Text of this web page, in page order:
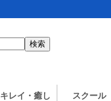
キレイ・癒し スクール